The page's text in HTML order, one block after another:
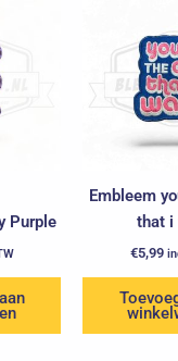
Purple
Embleem
that i
€5,99